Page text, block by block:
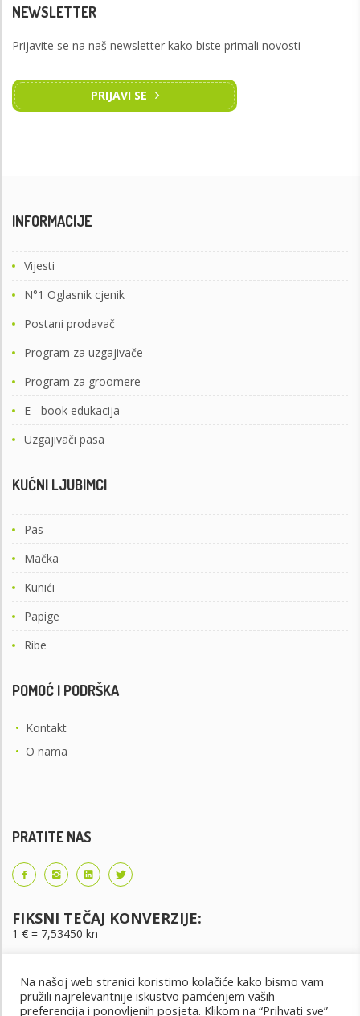
NEWSLETTER
Prijavite se na naš newsletter kako biste primali novosti
PRIJAVI SE
INFORMACIJE
Vijesti
N°1 Oglasnik cjenik
Postani prodavač
Program za uzgajivače
Program za groomere
E - book edukacija
Uzgajivači pasa
KUĆNI LJUBIMCI
Pas
Mačka
Kunići
Papige
Ribe
POMOĆ I PODRŠKA
• Kontakt
• O nama
PRATITE NAS
FIKSNI TEČAJ KONVERZIJE:
1 € = 7,53450 kn
Na našoj web stranici koristimo kolačiće kako bismo vam
pružili najrelevantnije iskustvo pamćenjem vaših
preferencija i ponovljenih posjeta. Klikom na “Prihvati sve”